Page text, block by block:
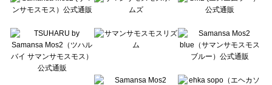
Te chichi CLASSIC（テチチ クラシック）のジャケット一覧
Lugnoncure（ルノンキュール）のジャケット一覧
BETTY'S BLUE（べティーズブルー）のジャケット一覧
Wpc.（ワールドパーティー）のジャケット一覧